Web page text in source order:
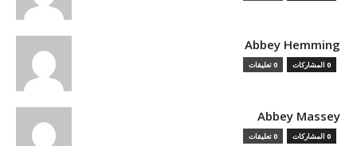
Abbey Hemming
0 المشاركات 0 تعليقات
Abbey Massey
0 المشاركات 0 تعليقات